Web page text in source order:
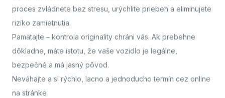
proces zvládnete bez stresu, urýchlite priebeh a eliminujete
riziko zamietnutia.
Pamätajte – kontrola originality chráni vás. Ak prebehne
dôkladne, máte istotu, že vaše vozidlo je legálne,
bezpečné a má jasný pôvod.
Neváhajte a si rýchlo, lacno a jednoducho termín cez online
na stránke